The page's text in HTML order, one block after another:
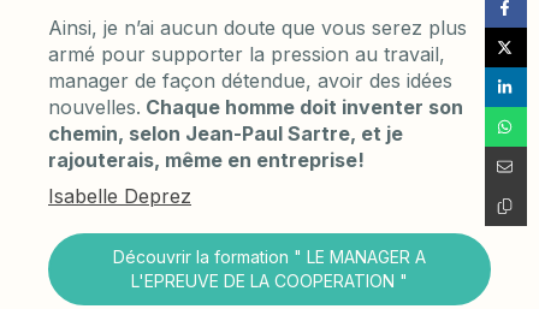
Ainsi, je n’ai aucun doute que vous serez plus
armé pour supporter la pression au travail,
manager de façon détendue, avoir des idées
nouvelles. Chaque homme doit inventer son
chemin, selon Jean-Paul Sartre, et je
rajouterais, même en entreprise!
Isabelle Deprez
Découvrir la formation " LE MANAGER A
L'EPREUVE DE LA COOPERATION "